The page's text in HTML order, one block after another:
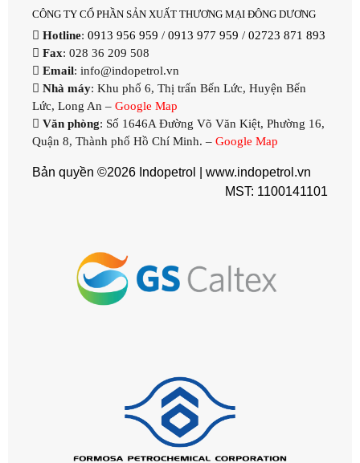
CÔNG TY CỔ PHẦN SẢN XUẤT THƯƠNG MẠI ĐÔNG DƯƠNG
Hotline: 0913 956 959 / 0913 977 959 / 02723 871 893
Fax: 028 36 209 508
Email: info@indopetrol.vn
Nhà máy: Khu phố 6, Thị trấn Bến Lức, Huyện Bến
Lức, Long An – Google Map
Văn phòng: Số 1646A Đường Võ Văn Kiệt, Phường 16,
Quận 8, Thành phố Hồ Chí Minh. – Google Map
Bản quyền ©2026 Indopetrol | www.indopetrol.vn
MST: 1100141101